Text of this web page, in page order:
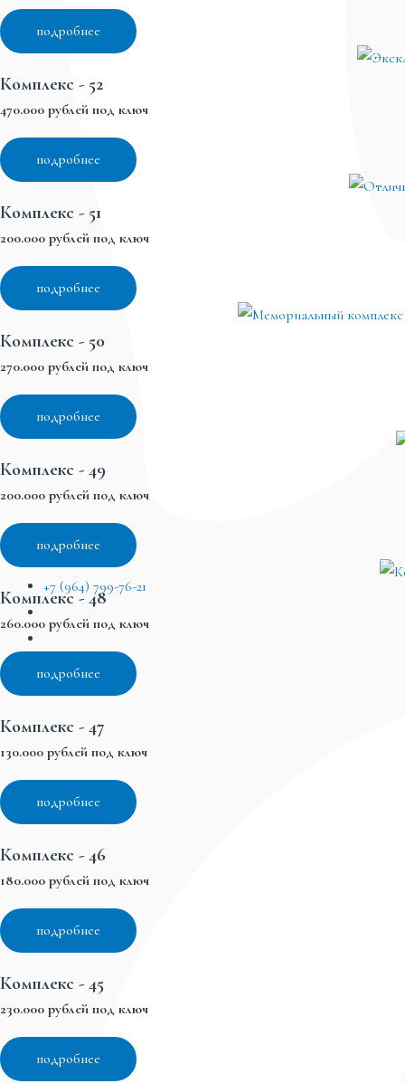
+7 (964) 799-76-21
подробнее
Комплекс - 52
470.000 рублей под ключ
подробнее
Комплекс - 51
200.000 рублей под ключ
подробнее
Комплекс - 50
270.000 рублей под ключ
подробнее
Комплекс - 49
200.000 рублей под ключ
подробнее
Комплекс - 48
260.000 рублей под ключ
подробнее
Комплекс - 47
130.000 рублей под ключ
подробнее
Комплекс - 46
180.000 рублей под ключ
подробнее
Комплекс - 45
230.000 рублей под ключ
подробнее